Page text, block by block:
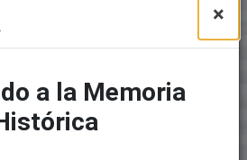
×
a la Memoria